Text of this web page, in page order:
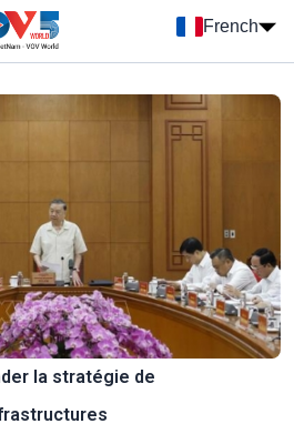
French
Pháp
la stratégie de